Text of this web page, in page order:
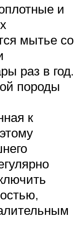
и
мытье со
раз в год.
породы
к